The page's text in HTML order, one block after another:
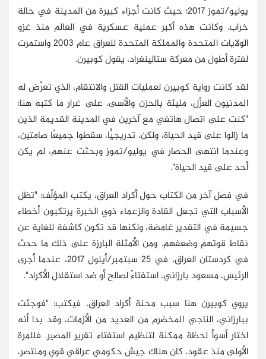
يوليو/تموز 2017؛ حيث كانت أجزاء كبيرة من المدينة في حالة
خراب. وكانت هذه أكبر عملية عسكرية في العالم منذ غزو
الولايات المتحدة والمملكة المتحدة للعراق عام 2003 واستمرت
لفترة أطول من معركة ستالينغراد، يقول كوبيرن.
لقد كانت رواية كوبيرن لعمليات القتل والانتقام، الذي تعرَّض له
المدنيون العزَّل، مليئة بالحزن والأسى، على غرار ما كتبه هنا:
"كنت على اتصال هاتفي مع آخرين في المدينة القديمة الذين
ما زالوا على قيد الحياة، ولكن، تدريجيًّا، سقطوا جميعًا صامتين،
وعندما انتهى الحصار في يوليو/تموز وبحثت عنهم، لم يكن
أحد على قيد الحياة".
في فصل آخر من الكتاب حول أكراد العراق، يكتب المؤلِّف: "تظل
الأسباب التي تجعل القادة والزعماء ذوي الخبرة يرتكبون أخطاء
جسيمة في التقدير غامضة، ولكنها قد تكون كاشفة للغاية عن
نقاط قوتهم وضعفهم. ومن الأمثلة البارزة على ذلك ما حدث
في كردستان العراق، في 25 سبتمبر/أيلول 2017، عندما أجرى
الرئيس، مسعود بارزاني، استفتاءً لصالح أو ضد استقلال الأكراد".
يروي كوبيرن هنا سبب محنة أكراد العراق، فيكتب: "فوجئت
ببارزاني، الناجي المخضرم من العديد من الأزمات، وقد بدا أنه
اختار أسوأ لحظة ممكنة لتنظيم استفتاء تقرير المصير. فللمرة
الأولى منذ عقود، كان هناك جيش حكومي عراقي قوي ومنتصر،